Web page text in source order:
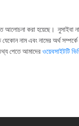
আলোচনা করা হয়েছে। নুসাইবা
যেকোন নাম এবং নামের অর্থ সম্পর্কে
পেতে আমাদেরওয়েবসাইটটি